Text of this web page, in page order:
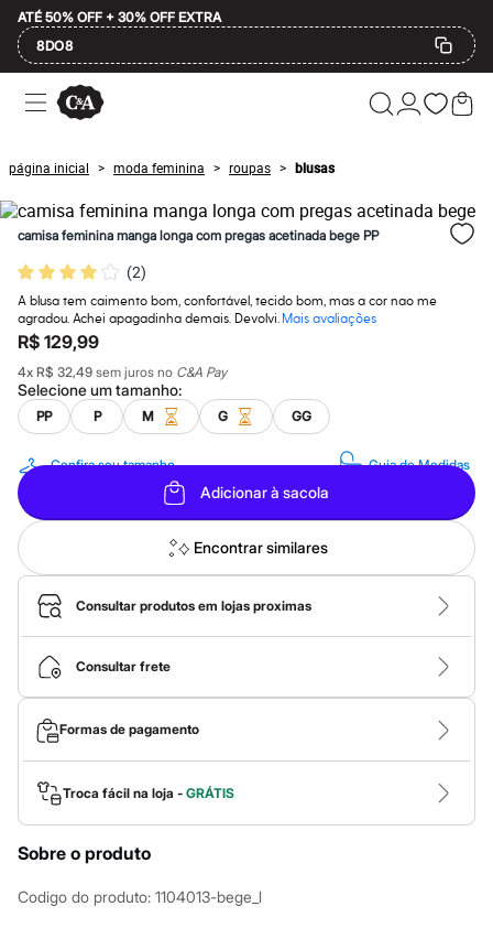
ATÉ 50% OFF + 30% OFF EXTRA
8DO8
Ofertas
Compre por Departamento
Masculino
Infantil
Calçados
Mindse7
Plus Size
Até 20% off
Até 40% off
Até 60% off
A partir de 60% off
Feminino
Em alta
Inverno
Alfaiataria
Novidades
Roupas
Blusas e Camisetas
Básicos
Calças
Casacos e Jaquetas
Jeans
Macacões
Saias
Shorts e Bermudas
Vestidos
Acessórios
Bolsas
Bonés e Chapéus
Bijoux
Cintos
Óculos
Relógios
Calçados
Botas
Chinelos
Sandálias
Tênis
Marcas
página inicial > moda feminina > roupas > blusas
camisa feminina manga longa com pregas acetinada bege PP
(2)
A blusa tem caimento bom, confortável, tecido bom, mas a cor nao me
agradou. Achei apagadinha demais. Devolvi.Mais avaliações
R$ 129,99
4x R$ 32,49 sem juros no C&A Pay
Selecione umtamanho:
PP P M G GG
Confira seu tamanho Guia de Medidas
Adicionar à sacola
Encontrar similares
Consultar produtos em lojas proximas
Consultar frete
Formas de pagamento
Troca fácil na loja - GRÁTIS
Sobre o produto
Codigo do produto: 1104013-bege_l